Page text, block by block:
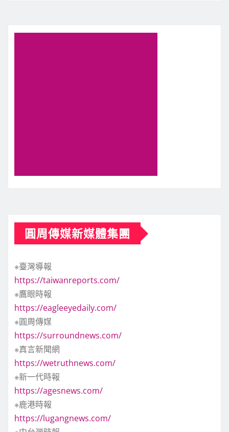
圓周傳媒新媒體集團
※臺灣導報
https://taiwanreports.com/
※鷹眼時報
https://eagleeyedaily.com/
※圓周傳媒
https://surroundnews.com/
※真言新聞網
https://wetruthnews.com/
※新一代時報
https://agesnews.com/
※鹿港時報
https://lugangnews.com/